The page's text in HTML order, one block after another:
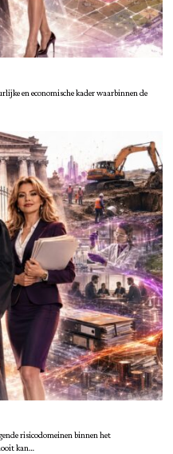
en economische kader waarbinnen de
risicodomeinen binnen het
kan…